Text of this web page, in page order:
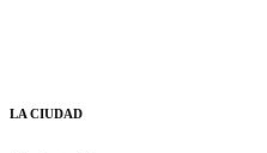
LA CIUDAD